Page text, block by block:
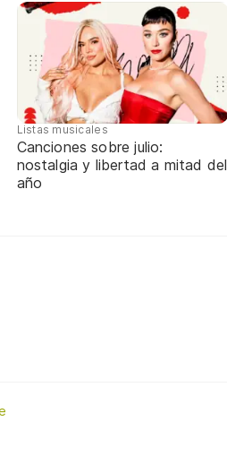
Listas musicales
Canciones sobre julio:
nostalgia y libertad a mitad del
año